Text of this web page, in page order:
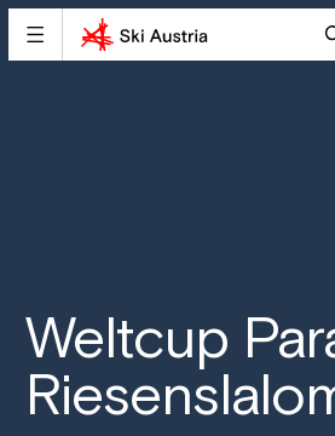
Weltcup